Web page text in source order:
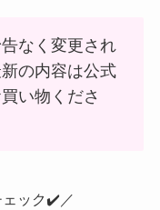
なく変更され
の内容は公式
い物くださ
ェック✔️／